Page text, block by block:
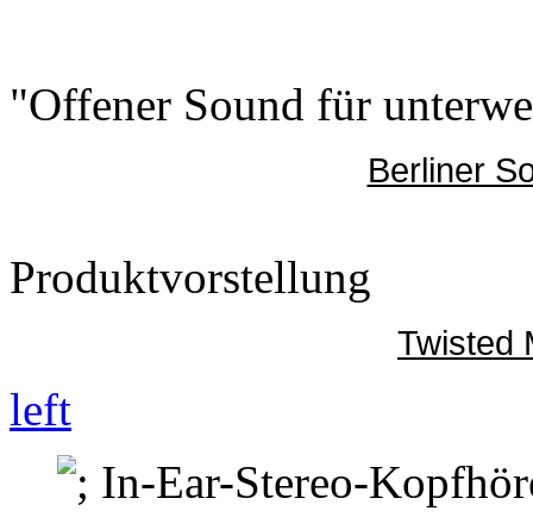
"Offener Sound für
Berliner
Produktvorstellung
Twisted
left